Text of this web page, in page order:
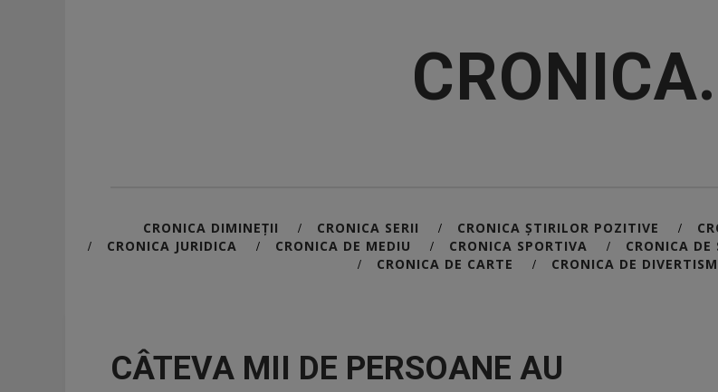
CRONICA DIMINEȚII / CRONICA SERII / CRONICA ȘTIRILOR POZITIVE /
/ CRONICA JURIDICA / CRONICA DE MEDIU / CRONICA SPORTIVA / CRONICA
/ CRONICA DE CARTE / CRONICA DE
CÂTEVA MII DE PERSOANE AU